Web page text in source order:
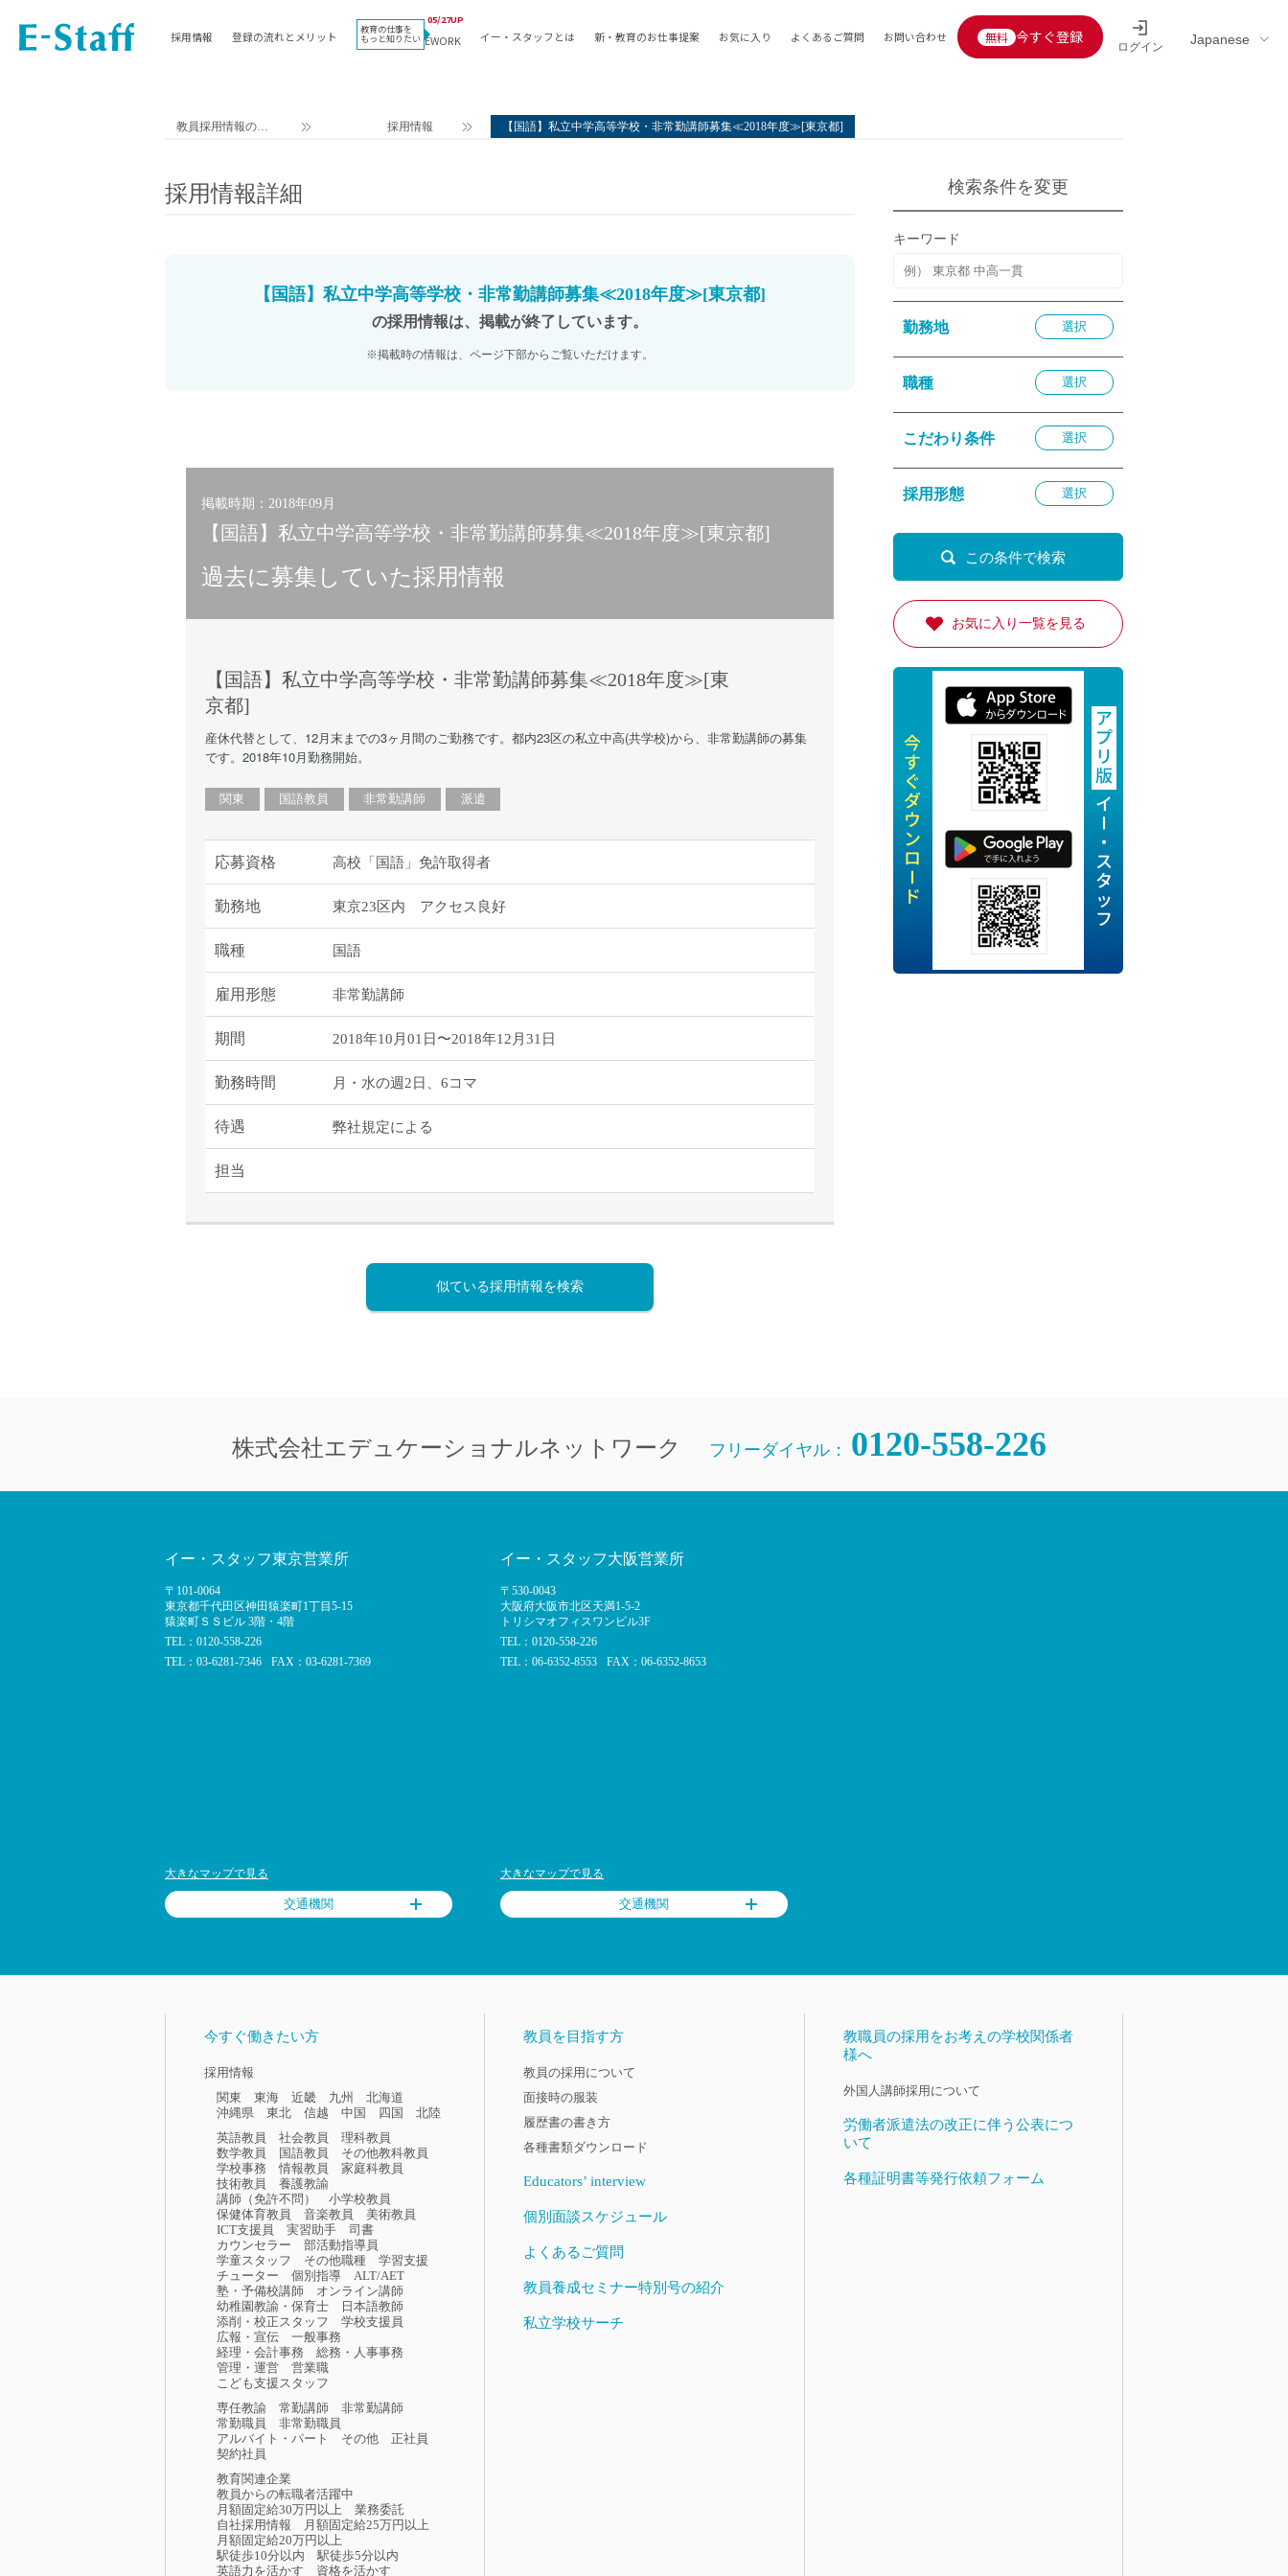
採用情報
情報教員
家庭科教員
保健体育教員
音楽教員
美術教員
実習助手
学童スタッフ
学習支援
個別指導
塾・予備校講師
オンライン講師
幼稚園教諭・保育士
日本語教師
添削・校正スタッフ
学校支援員
経理・会計事務
管理・運営
こども支援スタッフ
常勤講師
正社員
契約社員
教員からの転職者活躍中
月額固定給25万円以上
月額固定給20万円以上
駅徒歩10分以内
駅徒歩5分以内
英語力を活かす
土日祝休
初めての転職応援
即日★急募採用
学校名公開求人
週2日
登録の流れとメリット
教育の仕事を
もっと知りたい
05/27UP
EWORK
イー・スタッフとは 新・教育のお仕事提案 お気に入り よくあるご質問 お問い合わせ 今すぐ登録
ログイン
教員採用情報のイ
採用情報 【国語】私立中学高等学校・非常勤講師募集≪2018年度≫[東京都]
採用情報詳細
【国語】私立中学高等学校・非常勤講師募集≪2018年度≫[東京都]
の採用情報は、掲載が終了しています。
※掲載時の情報は、ページ下部からご覧いただけます。
掲載時期：2018年09月
【国語】私立中学高等学校・非常勤講師募集≪2018年度≫[東京都]
過去に募集していた採用情報
【国語】私立中学高等学校・非常勤講師募集≪2018年度≫[東
京都]
産休代替として、12月末までの3ヶ月間のご勤務です。都内23区の私立中高(共学校)から、非常勤講師の募集
です。2018年10月勤務開始。
関東 国語教員 非常勤講師 派遣
応募資格 高校「国語」免許取得者
勤務地 東京23区内 アクセス良好
職種 国語
雇用形態 非常勤講師
期間 2018年10月01日〜2018年12月31日
勤務時間 月・水の週2日、6コマ
待遇 弊社規定による
担当
似ている採用情報を検索
検索条件を変更
キーワード
勤務地 選択
職種 選択
こだわり条件 選択
採用形態 選択
お気に入り一覧を見る
株式会社エデュケーショナルネットワーク フリーダイヤル： 0120-558-226
イー・スタッフ東京営業所
〒101-0064
東京都千代田区神田猿楽町1丁目5-15
猿楽町ＳＳビル 3階・4階
TEL：0120-558-226
TEL：03-6281-7346
FAX：03-6281-7369
大きなマップで見る
交通機関
イー・スタッフ大阪営業所
〒530-0043
大阪府大阪市北区天満1-5-2
トリシマオフィスワンビル3F
TEL：0120-558-226
TEL：06-6352-8553
FAX：06-6352-8653
大きなマップで見る
交通機関
今すぐ働きたい方
採用情報
関東
東海 近畿 九州
北海道
沖縄県
東北 信越 中国 四国
北陸
英語教員
社会教員
理科教員
数学教員
国語教員
その他教科教員
学校事務
情報教員
家庭科教員
技術教員
養護教諭
講師（免許不問）
小学校教員
保健体育教員
音楽教員
美術教員
ICT支援員
実習助手
司書
カウンセラー
部活動指導員
学童スタッフ
その他職種
学習支援
チューター
個別指導
ALT/AET
塾・予備校講師
オンライン講師
幼稚園教諭・保育士
日本語教師
添削・校正スタッフ
学校支援員
広報・宣伝
一般事務
経理・会計事務
総務・人事事務
管理・運営
営業職
こども支援スタッフ
専任教諭
常勤講師
非常勤講師
常勤職員
非常勤職員
アルバイト・パート
その他
正社員
契約社員
教育関連企業
教員からの転職者活躍中
月額固定給30万円以上
業務委託
自社採用情報
月額固定給25万円以上
月額固定給20万円以上
駅徒歩10分以内
駅徒歩5分以内
英語力を活かす
資格を活かす
教員を目指す方
教員の採用について
面接時の服装
履歴書の書き方
各種書類ダウンロード
Educators’ interview
個別面談スケジュール
よくあるご質問
教員養成セミナー特別号の紹介
私立学校サーチ
教職員の採用をお考えの学校関係者
様へ
外国人講師採用について
労働者派遣法の改正に伴う公表につ
いて
各種証明書等発行依頼フォーム